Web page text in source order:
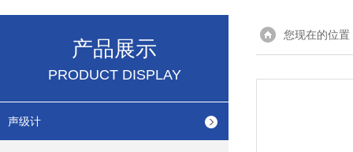
产品展示
PRODUCT DISPLAY
声级计
您现在的位置